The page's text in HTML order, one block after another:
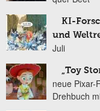
KI-
und
Juli
„Toy
neue Pixar-
Drehbuch